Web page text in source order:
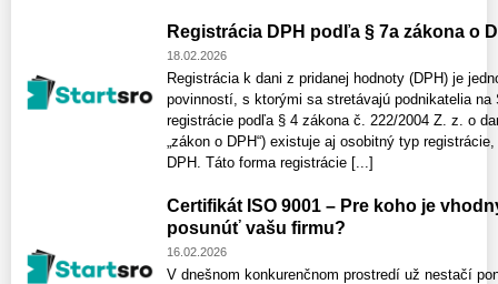
Registrácia DPH podľa § 7a zákona o
18.02.2026
Registrácia k dani z pridanej hodnoty (DPH) je
povinností, s ktorými sa stretávajú podnikatelia na
registrácie podľa § 4 zákona č. 222/2004 Z. z. o
„zákon o DPH“) existuje aj osobitný typ
DPH. Táto forma registrácie [...]
Certifikát ISO 9001 – Pre koho je
posunúť vašu firmu?
16.02.2026
V dnešnom konkurenčnom prostredí už nestačí